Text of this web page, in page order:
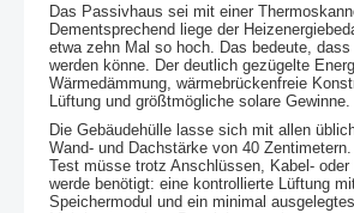
Das Passivhaus sei mit einer
Dementsprechend liege der
etwa zehn Mal so hoch. Das bedeute,
werden könne. Der deutlich gezügelte
Wärmedämmung, wärmebrückenfreie
Lüftung und größtmögliche solare Gewinne.
Die Gebäudehülle lasse sich mit allen
Wand- und Dachstärke von 40
Test müsse trotz Anschlüssen, Kabel-
werde benötigt: eine kontrollierte Lüftung
Speichermodul und ein minimal